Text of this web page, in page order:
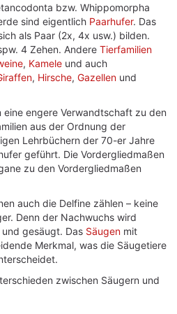
bzw. Whippomorpha
sind eigentlich Paarhufer. Das
als Paar (2x, 4x usw.) bilden.
4 Zehen. Andere Tierfamilien
, Kamele und auch
, Hirsche, Gazellen und
engere Verwandtschaft zu den
aus der Ordnung der
Lehrbüchern der 70-er Jahre
geführt. Die Vordergliedmaßen
zu den Vordergliedmaßen
auch die Delfine zählen – keine
Denn der Nachwuchs wird
gesäugt. Das Säugen mit
Merkmal, was die Säugetiere
zwischen Säugern und